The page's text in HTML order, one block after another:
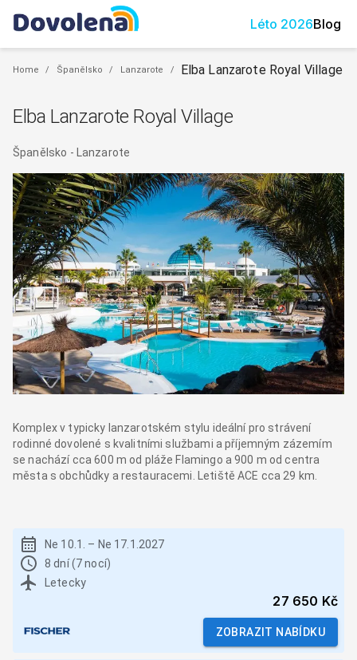
Léto 2026Blog
Home / Španělsko / Lanzarote / Elba Lanzarote Royal Village
Elba Lanzarote Royal Village
Španělsko - Lanzarote
Komplex v typicky lanzarotském stylu ideální pro strávení
rodinné dovolené s kvalitními službami a příjemným zázemím
se nachází cca 600 m od pláže Flamingo a 900 m od centra
města s obchůdky a restauracemi. Letiště ACE cca 29 km.
Ne 10.1. – Ne 17.1.2027
8 dní (7 nocí)
Letecky
27 650 Kč
ZOBRAZIT NABÍDKU